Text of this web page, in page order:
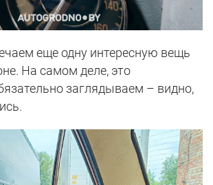
еще одну интересную вещь
На самом деле, это
заглядываем – видно,